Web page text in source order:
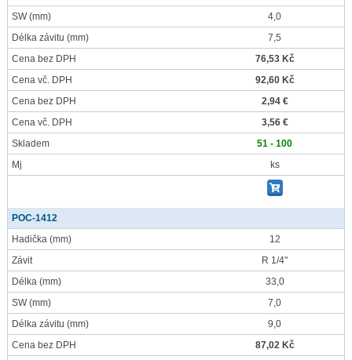
SW(mm)
4,0
Délka závitu (mm)
7,5
Cena bez DPH
76,53 Kč
Cena vč. DPH
92,60 Kč
Cena bez DPH
2,94 €
Cena vč. DPH
3,56 €
Skladem
51 - 100
Mj
ks
POC-1412
Hadička (mm)
12
Závit
R 1/4"
Délka (mm)
33,0
SW(mm)
7,0
Délka závitu (mm)
9,0
Cena bez DPH
87,02 Kč